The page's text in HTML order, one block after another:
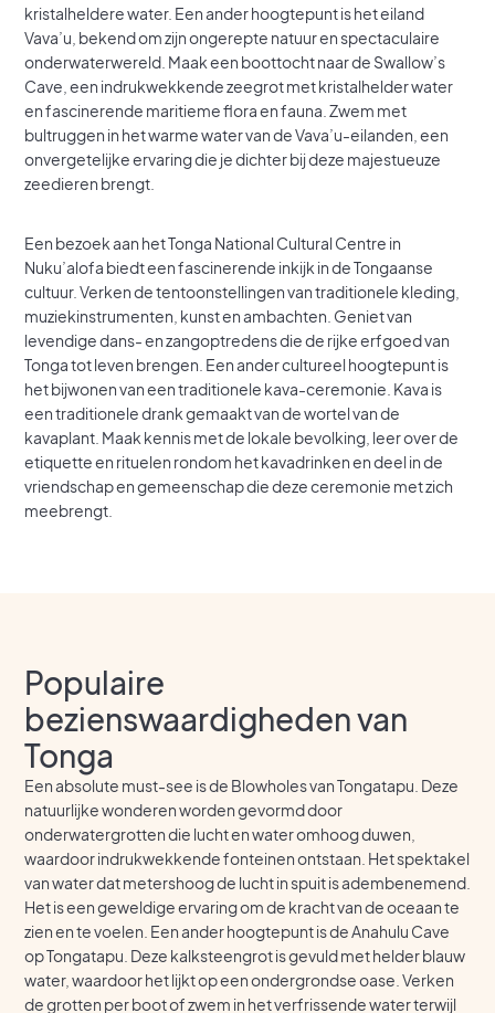
kristalheldere water. Een ander hoogtepunt is het eiland
Vava’u, bekend om zijn ongerepte natuur en spectaculaire
onderwaterwereld. Maak een boottocht naar de Swallow’s
Cave, een indrukwekkende zeegrot met kristalhelder water
en fascinerende maritieme flora en fauna. Zwem met
bultruggen in het warme water van de Vava’u-eilanden, een
onvergetelijke ervaring die je dichter bij deze majestueuze
zeedieren brengt.
Een bezoek aan het Tonga National Cultural Centre in
Nuku’alofa biedt een fascinerende inkijk in de Tongaanse
cultuur. Verken de tentoonstellingen van traditionele kleding,
muziekinstrumenten, kunst en ambachten. Geniet van
levendige dans- en zangoptredens die de rijke erfgoed van
Tonga tot leven brengen. Een ander cultureel hoogtepunt is
het bijwonen van een traditionele kava-ceremonie. Kava is
een traditionele drank gemaakt van de wortel van de
kavaplant. Maak kennis met de lokale bevolking, leer over de
etiquette en rituelen rondom het kavadrinken en deel in de
vriendschap en gemeenschap die deze ceremonie met zich
meebrengt.
Populaire
bezienswaardigheden van
Tonga
Een absolute must-see is de Blowholes van Tongatapu. Deze
natuurlijke wonderen worden gevormd door
onderwatergrotten die lucht en water omhoog duwen,
waardoor indrukwekkende fonteinen ontstaan. Het spektakel
van water dat metershoog de lucht in spuit is adembenemend.
Het is een geweldige ervaring om de kracht van de oceaan te
zien en te voelen. Een ander hoogtepunt is de Anahulu Cave
op Tongatapu. Deze kalksteengrot is gevuld met helder blauw
water, waardoor het lijkt op een ondergrondse oase. Verken
de grotten per boot of zwem in het verfrissende water terwijl